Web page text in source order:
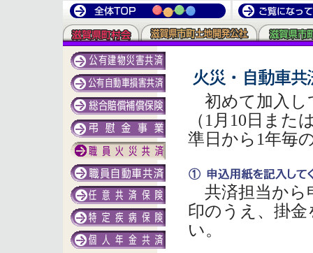
初めて加入し
（1月10日また
準日から1年毎
共済担当から
印のうえ、掛
い。